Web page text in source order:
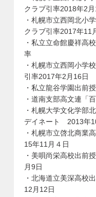
クラブ引率2018年2月
・札幌市立西岡北小
クラブ引率2017年11
・私立立命館慶祥高
率
・札幌市立西岡小学
引率2017年2月16日
・私立龍谷学園出前
・道南支部高文連「
・札幌大学文化学部
デイネート 2013年
・札幌市立啓北商業
15年11月４日
・美唄尚栄高校出前
月9日
・北海道立美深高
12月12日